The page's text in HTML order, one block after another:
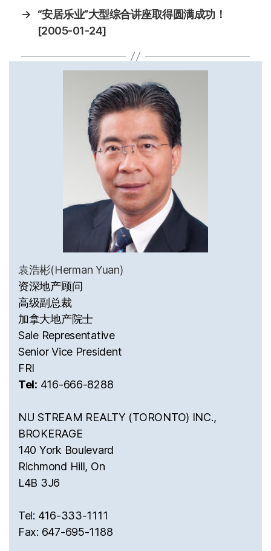
→
“安居乐业”大型综合讲座取得圆满成功！
[2005-01-24]
袁浩彬(Herman Yuan)
资深地产顾问
高级副总裁
加拿大地产院士
Sale Representative
Senior Vice President
FRI
Tel: 416-666-8288
NU STREAM REALTY (TORONTO) INC.,
BROKERAGE
140 York Boulevard
Richmond Hill, On
L4B 3J6
Tel: 416-333-1111
Fax: 647-695-1188